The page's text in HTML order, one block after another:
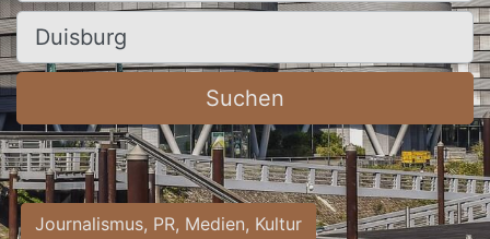
Ort, Stadt
Suchen
Journalismus, PR, Medien, Kultur